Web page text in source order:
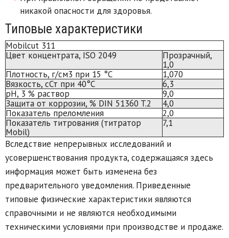
никакой опасности для здоровья.
Типовые характеристики
Mobilcut 311
Цвет концентрата, ISO 2049
Прозрачный,
1,0
Плотность, г/см3 при 15 °C
1,070
Вязкость, сСт при 40°C
6,3
рН, 3 % раствор
9,0
Защита от коррозии, % DIN 51360 T.2
4,0
Показатель преломления
2,0
Показатель титрования (титратор
Mobil)
7,1
Вследствие непрерывных исследований и
усовершенствования продукта, содержащаяся здесь
информация может быть изменена без
предварительного уведомления. Приведенные
типовые физические характеристики являются
справочными и не являются необходимыми
техническими условиями при производстве и продаже.